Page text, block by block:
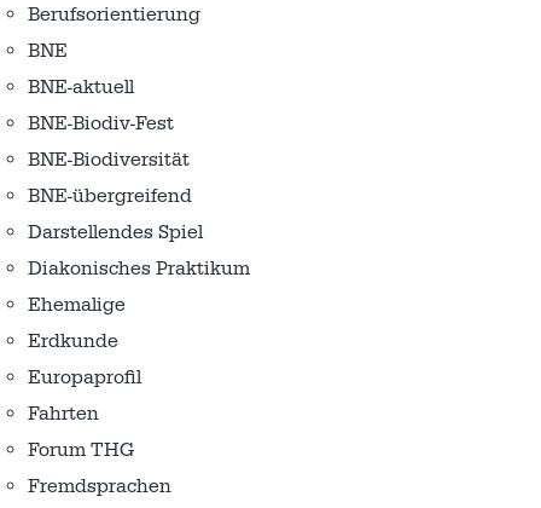
Berufsorientierung
BNE
BNE-aktuell
BNE-Biodiv-Fest
BNE-Biodiversität
BNE-übergreifend
Darstellendes Spiel
Diakonisches Praktikum
Ehemalige
Erdkunde
Europaprofil
Fahrten
Forum THG
Fremdsprachen